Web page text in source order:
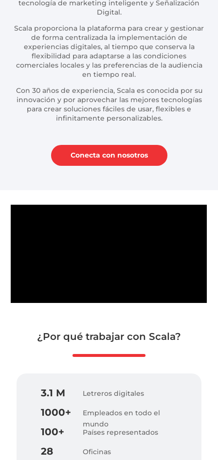
tecnología de marketing inteligente y Señalización
Digital.
Scala proporciona la plataforma para crear y gestionar
de forma centralizada la implementación de
experiencias digitales, al tiempo que conserva la
flexibilidad para adaptarse a las condiciones
comerciales locales y las preferencias de la audiencia
en tiempo real.
Con 30 años de experiencia, Scala es conocida por su
innovación y por aprovechar las mejores tecnologías
para crear soluciones fáciles de usar, flexibles e
infinitamente personalizables.
Conecta con nosotros
¿Por qué trabajar con Scala?
3.1 M
1000+
100+
28
Letreros digitales
Empleados en todo el
mundo
Países representados
Oficinas